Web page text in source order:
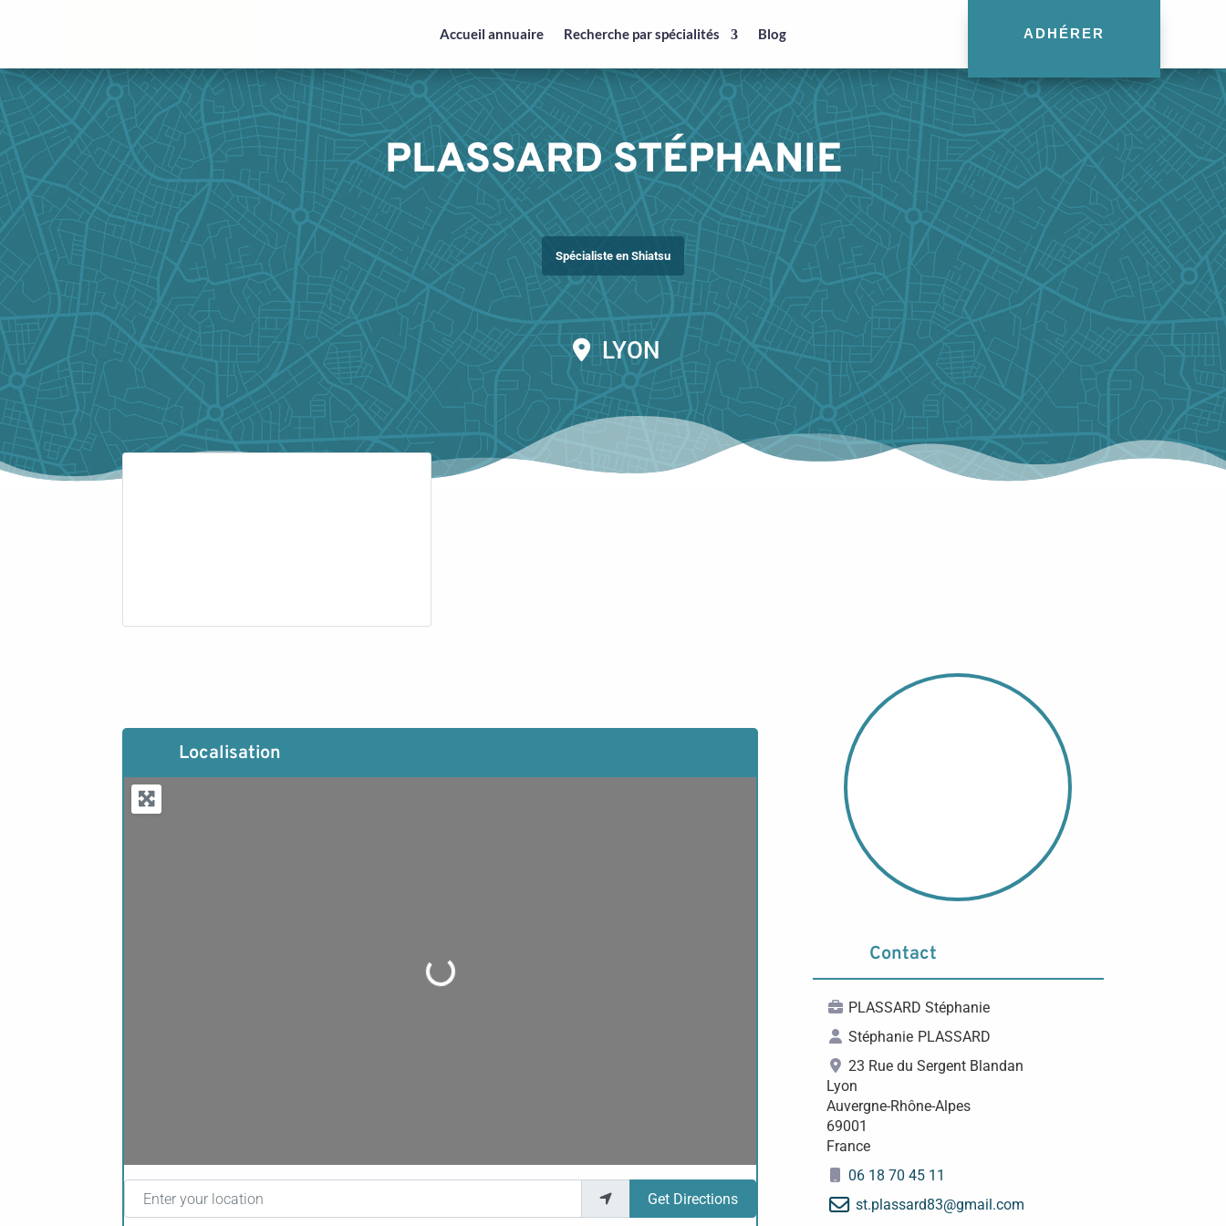
Accueil annuaire Recherche par spécialités Blog ADHÉRER
PLASSARD STÉPHANIE
Spécialiste en Shiatsu
LYON
Localisation
Loading...
Get Directions
Contact
PLASSARD Stéphanie
Stéphanie PLASSARD
23 Rue du Sergent Blandan
Lyon
Auvergne-Rhône-Alpes
69001
France
06 18 70 45 11
st.plassard83@gmail.com